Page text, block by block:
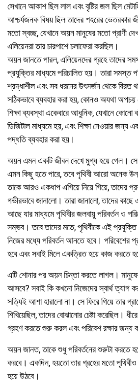
সেখানে আকাশ ছিল লাল এবং বৃষ্টির জল ছিল
আশ্চর্যজনক বিষয় ছিল তাদের শহরের ভেতরকার
মতো স্বচ্ছ, যেখানে অয়ন মানুষের মতো প্রাণী
এলিয়েনরা তার চারপাশে চলাফেরা করছিল।
অয়ন জানতে পারল, এলিয়েনদের গ্রহে তাদের
প্রযুক্তির মাধ্যমে পরিচালিত হয়। তারা সমস্ত
শ্রদ্ধাশীল এবং সব ধরনের উৎসর্জন থেকে
সঠিকভাবে ব্যবহার করা হয়, কোনও অযথা
শিক্ষা ব্যবস্থা একেবারে আধুনিক, যেখানে কোনো
ডিজিটাল মাধ্যমে হয়, এবং শিক্ষা নেওয়ার
পদ্ধতি ব্যবহার করা হয়।
অয়ন এমন একটি জীবন দেখে মুগ্ধ হয়ে গেল। সে
এমন কিছু হতে পারে, তবে পৃথিবী আরো অনেক
তাকে আরও একধাপ এগিয়ে নিয়ে গিয়ে, তাদের
গভীরভাবে জানালো। তারা জানালো, তাদের
আছে যার মাধ্যমে পৃথিবীর জলবায়ু পরিবর্তন ও
সম্ভব। তবে তাদের মতে, পৃথিবীকে এই
নিজের মধ্যে পরিবর্তন আনতে হবে। পরিবেশের
হবে এবং সবাই মিলে একত্রিত হয়ে কাজ করতে
এটি শোনার পর অয়ন চিন্তা করতে লাগল।
আসবে? সবাই কি কখনো নিজেদের স্বার্থ ত্যাগ
সত্যিই আশা হারালো না। সে ফিরে গিয়ে তার
শিখিয়েছিল, তাদের বোঝানোর চেষ্টা করেছিল।
গ্রহণ করতে শুরু করল এবং পরিবেশ রক্ষার জন্য
অয়ন জানত, তাকে শুধু পরিবর্তনের শুরুটা করতে
করবে। একদিন, হয়তো তার গ্রহের মতো
হয়ে উঠবে।